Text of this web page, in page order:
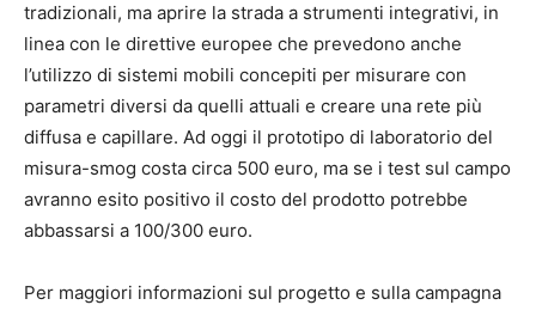
tradizionali, ma aprire la strada a strumenti integrativi, in
linea con le direttive europee che prevedono anche
l’utilizzo di sistemi mobili concepiti per misurare con
parametri diversi da quelli attuali e creare una rete più
diffusa e capillare. Ad oggi il prototipo di laboratorio del
misura-smog costa circa 500 euro, ma se i test sul campo
avranno esito positivo il costo del prodotto potrebbe
abbassarsi a 100/300 euro.
Per maggiori informazioni sul progetto e sulla campagna